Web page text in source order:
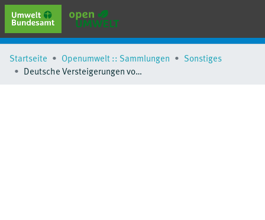
erweiterte Suche
Browse
Startseite Openumwelt :: Sammlungen
Sonstiges
Deutsche Versteigerungen von Emissionsberechtigungen